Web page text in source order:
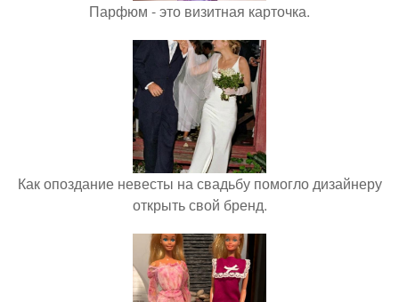
Парфюм - это визитная карточка.
Как опоздание невесты на свадьбу помогло дизайнеру
открыть свой бренд.